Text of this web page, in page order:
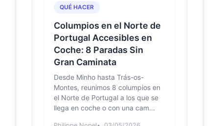
Agenda
SOPAS &amp; LAVORES - XV
Concurso de Sopas e Mostra de
Lavores ... SÁB 08 JUN Hoje! 25º
Festival de Folclore do Rancho F...
infantil dá
nova vida à
zona de
recreio da
QUÉ HACER
Columpios en el Norte de
Portugal Accesibles en
Coche: 8 Paradas Sin
Gran Caminata
Desde Minho hasta Trás-os-
Montes, reunimos 8 columpios en
el Norte de Portugal a los que se
llega en coche o con una cam...